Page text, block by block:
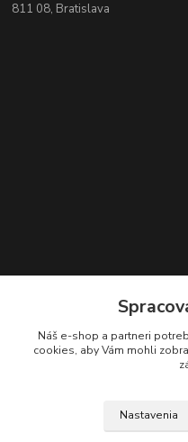
811 08, Bratislava
+421 2 529 67 411
(Po - Pia: 10:00 - 17:30)
Náš e-shop a partneri
cookies, aby Vám mohli
Nastavenia